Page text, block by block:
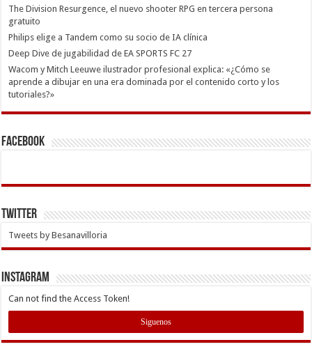
The Division Resurgence, el nuevo shooter RPG en tercera persona
gratuito
Philips elige a Tandem como su socio de IA clínica
Deep Dive de jugabilidad de EA SPORTS FC 27
Wacom y Mitch Leeuwe ilustrador profesional explica: «¿Cómo se
aprende a dibujar en una era dominada por el contenido corto y los
tutoriales?»
Facebook
Twitter
Tweets by Besanavilloria
INSTAGRAM
Can not find the Access Token!
Siguenos